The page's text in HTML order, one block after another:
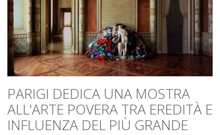
PARIGI DEDICA UNA MOSTRA
ALL'ARTE POVERA TRA EREDITÀ E
INFLUENZA DEL PIÙ GRANDE